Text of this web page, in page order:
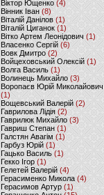
Віктор Ющенко (4)
Вінник Іван (8)
Віталій Данілов (1)
Віталій Циганок (1)
Вітко Артем Леонідович(1)
Власенко Сергій (6)
Вовк Дмитро(2)
Войцеховський Олексій(1)
Волга Василь (1)
Волинець Михайло (3)
Воропаєв Юрій Миколайович
(1)
Вощевський Валерій(2)
Гаврилова Лідія (2)
Гаврилюк Михайло (3)
Гавриш Степан (1)
Галстян Авагім (1)
Гарбуз Юрій (1)
Гацько Василь (1)
Гекко Ігор(1)
Гелетей Валерій (4)
Герасименко Микола (4)
Герасимов Артур (1)